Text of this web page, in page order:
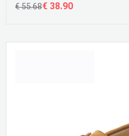
€ 55.68€ 38.90